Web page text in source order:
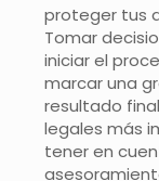
proteger tus
Tomar
iniciar el
marcar una
resultado
legales más
tener en